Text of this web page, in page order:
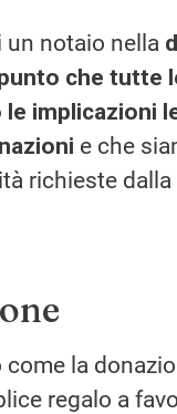
un notaio nella
che tutte
implicazioni
e che
richieste dalla
la
regalo a